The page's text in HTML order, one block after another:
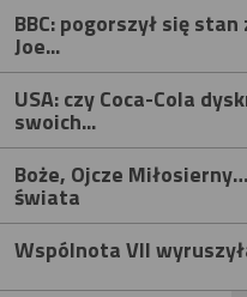
BBC: pogorszył się
Joe...
USA: czy Coca-Cola
swoich...
Boże, Ojcze
świata
Wspólnota VII